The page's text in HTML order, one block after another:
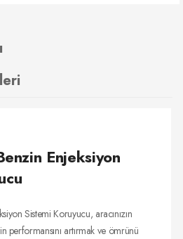
Enjeksiyon
Sistemi Koruyucu, aracınızın
performansını artırmak ve ömrünü